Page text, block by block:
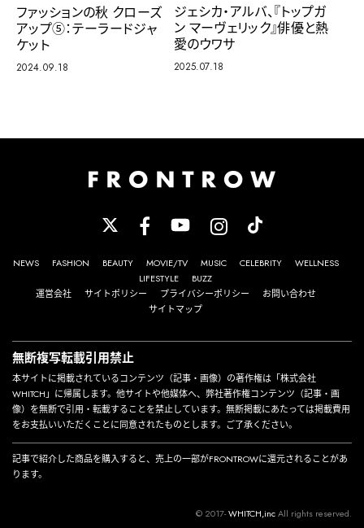
ファッションの秋 クローズ
アップ⑤：テーラードジャ
ケット
2024.09.18
ジェシカ・アルバ、『トップガ
ン マーヴェリック』俳優と熱
愛のウワサ
2025.07.18
NEWS FASHION BEAUTY MOVIE/TV MUSIC CELEBRITY
WELLNESS
LIFESTYLE
BUZZ
運営会社
サイトポリシー プライバシーポリシー
お問い合わせ
サイトマップ
無断複写転載引用禁止
本サイトに掲載されているコンテンツ（記事・画像）の著作権は「株式会社
WHITCH」に帰属します。他サイトや他媒体へ、弊社著作権コンテンツ（記事・画
像）を無断で引用・転載することを禁止しています。無断掲載にあたっては掲載費用
をお支払いいただくことに同意されたものとします。ご了承ください。
記事で紹介した商品を購入すると、売上の一部がFRONTROWに還元されることがあ
ります。
© 2017-WHITCH,incAll rights reserved.